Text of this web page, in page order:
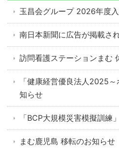
玉昌会グループ 2026年度
南日本新聞に広告が掲載さ
訪問看護ステーションまむ
「健康経営優良法人2025
知らせ
「BCP大規模災害模擬訓練
まむ鹿児島 移転のお知らせ